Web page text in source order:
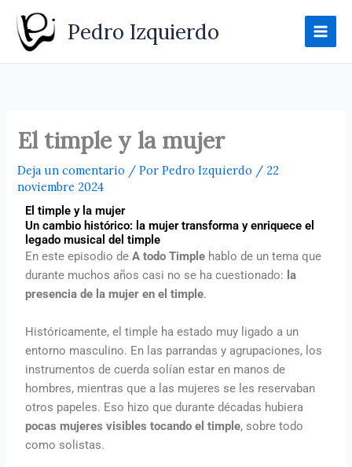
contenido
Pedro Izquierdo
El timple y la mujer
Deja un comentario / PorPedro Izquierdo / 22
noviembre 2024
El timple y la mujer
Un cambio histórico: la mujer transforma y enriquece el
legado musical del timple
En este episodio deA todo Timple hablo de un tema que
durante muchos años casi no se ha cuestionado: la
presencia de la mujer en el timple.
Históricamente, el timple ha estado muy ligado a un
entorno masculino. En las parrandas y agrupaciones, los
instrumentos de cuerda solían estar en manos de
hombres, mientras que a las mujeres se les reservaban
otros papeles. Eso hizo que durante décadas hubiera
pocas mujeres visibles tocando el timple, sobre todo
como solistas.